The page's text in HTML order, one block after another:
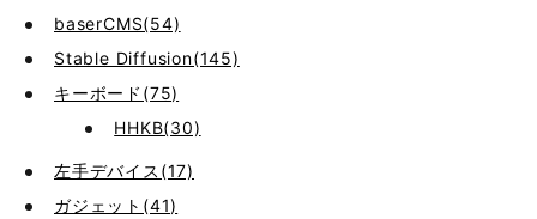
baserCMS(54)
Stable Diffusion(145)
キーボード(75)
HHKB(30)
左手デバイス(17)
ガジェット(41)